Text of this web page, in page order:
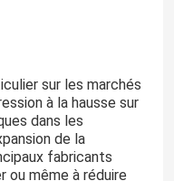
sur les marchés
à la hausse sur
dans les
de la
fabricants
ou même à réduire